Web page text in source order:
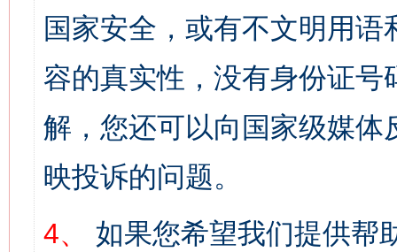
国家安全，或有不文明用
容的真实性，没有身份证
解，您还可以向国家级媒
映投诉的问题。
4、
如果您希望我们提供帮